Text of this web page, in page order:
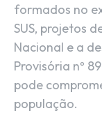
formados no
SUS, projetos
Nacional e a
Provisória nº
pode
população.